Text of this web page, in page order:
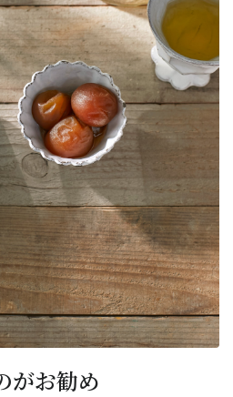
がお勧め